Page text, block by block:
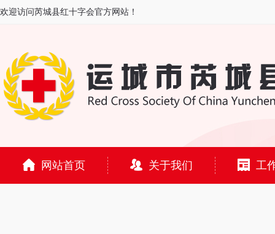
欢迎访问芮城县红十字会官方网站！
网站首页 关于我们 工